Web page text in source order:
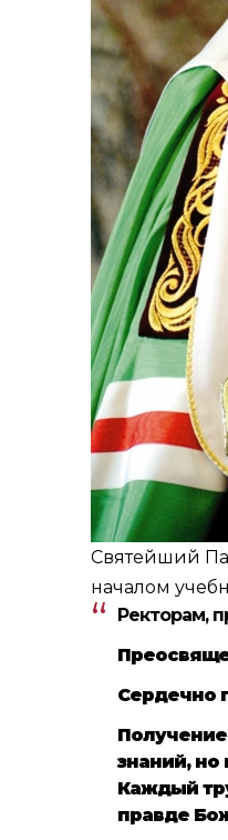
Святейший
началом
Ректорам,
Сердечно
знаний,
Каждый
правде